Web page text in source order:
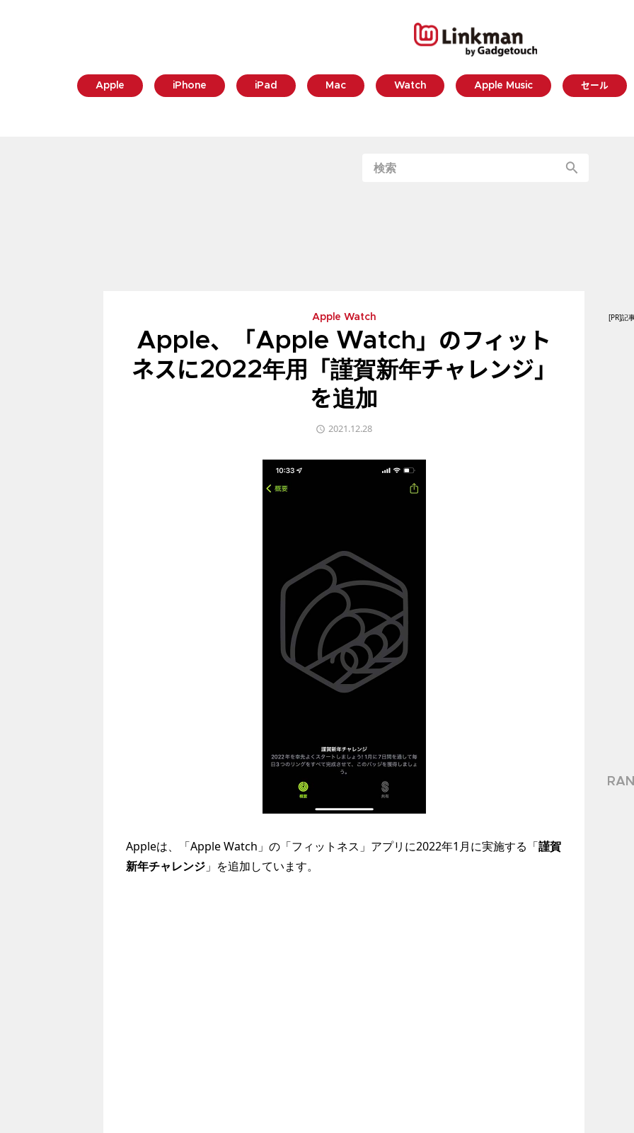
Apple iPhone iPad Mac Watch Apple Music セール
Apple Watch
Apple、「Apple Watch」のフィット
ネスに2022年用「謹賀新年チャレンジ」
を追加
2021.12.28
Appleは、「Apple Watch」の「フィットネス」アプリに2022年1月に実施する「謹賀
新年チャレンジ 」を追加しています。
[PR]記